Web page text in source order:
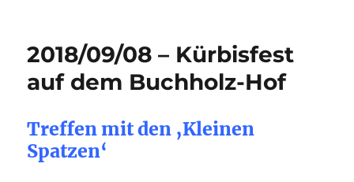
2018/09/08 – Kürbisfest
auf dem Buchholz-Hof
Treffen mit den ‚Kleinen
Spatzen‘